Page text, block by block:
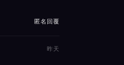
匿名回覆
昨天